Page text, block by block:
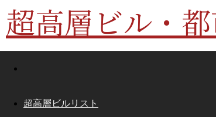
超高層ビル・
超高層ビルリスト